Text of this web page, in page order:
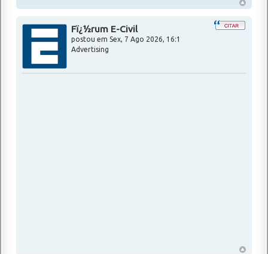
Fï¿½rum E-Civil
postou em Sex, 7 Ago 2026, 16:1
Advertising